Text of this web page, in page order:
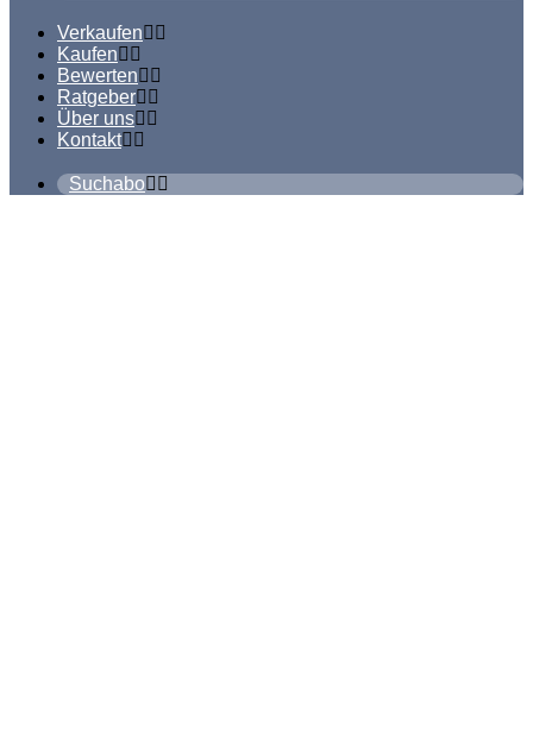
Verkaufen
Kaufen
Bewerten
Ratgeber
Über uns
Kontakt
Suchabo